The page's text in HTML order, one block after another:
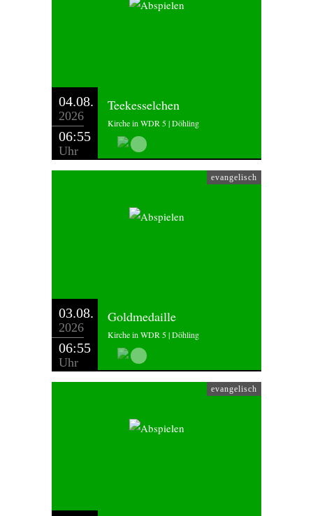
04.08.
2026
06:55
Uhr
Teekesselchen
Kirche in WDR 5 | Döhling
evangelisch
03.08.
2026
06:55
Uhr
Goldmedaille
Kirche in WDR 5 | Döhling
evangelisch